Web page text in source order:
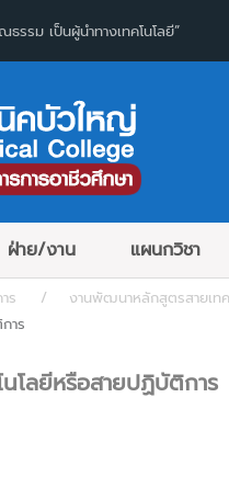
รรม เป็นผู้นำทางเทคโนโลยี”
ฝ่าย/งาน แผนกวิชา
ร งานพัฒนาหลักสูตรสายเท
าร
โลยีหรือสายปฏิบัติการ